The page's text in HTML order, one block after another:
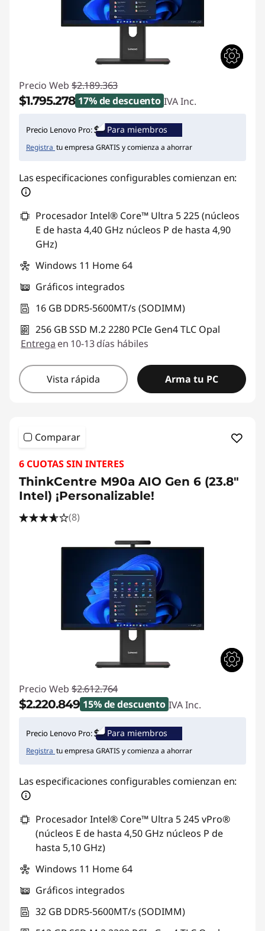
Precio Web $2.189.363
$1.795.278 17% de descuento IVA Inc.
Ahorros instantáneos :-$394.085
Precio Lenovo Pro: Para miembros
Registra tu empresa GRATIS y comienza a ahorrar
Las especificaciones configurables comienzan en:
Procesador Intel® Core™ Ultra 5 225 (núcleos
E de hasta 4,40 GHz núcleos P de hasta 4,90
GHz)
Windows 11 Home 64
Gráficos integrados
16 GB DDR5-5600MT/s (SODIMM)
256 GB SSD M.2 2280 PCIe Gen4 TLC Opal
Entrega en 10-13 días hábiles
Vista rápida Arma tu PC
Comparar
6 CUOTAS SIN INTERES
ThinkCentre M90a AIO Gen 6 (23.8"
Intel) ¡Personalizable!
(8)
Precio Web $2.612.764
$2.220.849 15% de descuento IVA Inc.
Ahorros instantáneos :-$391.915
Precio Lenovo Pro: Para miembros
Registra tu empresa GRATIS y comienza a ahorrar
Las especificaciones configurables comienzan en:
Procesador Intel® Core™ Ultra 5 245 vPro®
(núcleos E de hasta 4,50 GHz núcleos P de
hasta 5,10 GHz)
Windows 11 Home 64
Gráficos integrados
32 GB DDR5-5600MT/s (SODIMM)